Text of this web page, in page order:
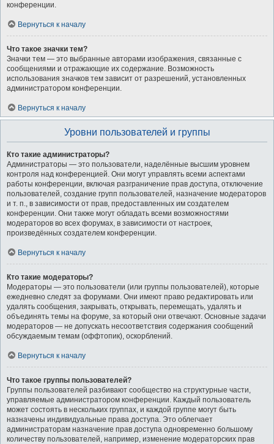
конференции.
Вернуться к началу
Что такое значки тем?
Значки тем — это выбранные авторами изображения, связанные с
сообщениями и отражающие их содержание. Возможность
использования значков тем зависит от разрешений, установленных
администратором конференции.
Вернуться к началу
Уровни пользователей и группы
Кто такие администраторы?
Администраторы — это пользователи, наделённые высшим уровнем
контроля над конференцией. Они могут управлять всеми аспектами
работы конференции, включая разграничение прав доступа, отключение
пользователей, создание групп пользователей, назначение модераторов
и т. п., в зависимости от прав, предоставленных им создателем
конференции. Они также могут обладать всеми возможностями
модераторов во всех форумах, в зависимости от настроек,
произведённых создателем конференции.
Вернуться к началу
Кто такие модераторы?
Модераторы — это пользователи (или группы пользователей), которые
ежедневно следят за форумами. Они имеют право редактировать или
удалять сообщения, закрывать, открывать, перемещать, удалять и
объединять темы на форуме, за который они отвечают. Основные задачи
модераторов — не допускать несоответствия содержания сообщений
обсуждаемым темам (оффтопик), оскорблений.
Вернуться к началу
Что такое группы пользователей?
Группы пользователей разбивают сообщество на структурные части,
управляемые администратором конференции. Каждый пользователь
может состоять в нескольких группах, и каждой группе могут быть
назначены индивидуальные права доступа. Это облегчает
администраторам назначение прав доступа одновременно большому
количеству пользователей, например, изменение модераторских прав